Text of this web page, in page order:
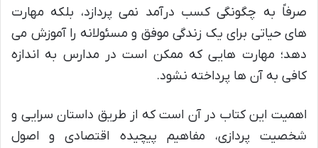
صرفاً به چگونگی کسب درآمد نمی پردازد، بلکه مهارت
های حیاتی برای یک زندگی موفق و مسئولانه را آموزش می
دهد؛ مهارت هایی که ممکن است در مدارس به اندازه
کافی به آن ها پرداخته نشود.
اهمیت این کتاب در آن است که از طریق داستان سرایی و
شخصیت پردازی، مفاهیم پیچیده اقتصادی و اصول